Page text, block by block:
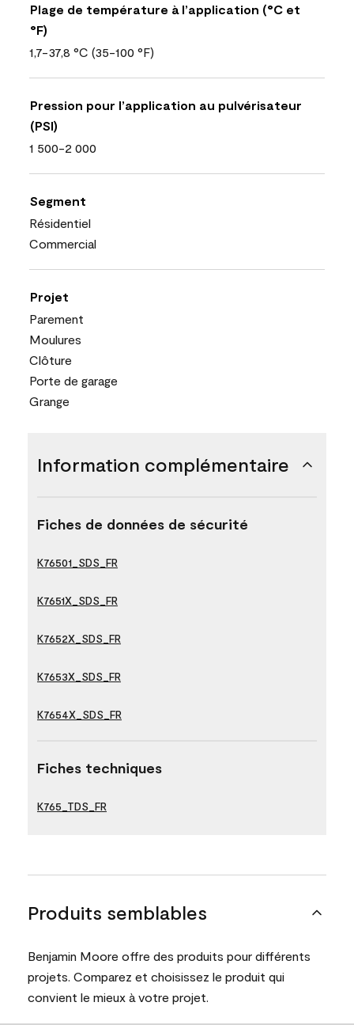
Plage de température à l’application (°C et
°F)
1,7-37,8 °C (35-100 °F)
Pression pour l’application au pulvérisateur
(PSI)
1 500-2 000
Segment
Résidentiel
Commercial
Projet
Parement
Moulures
Clôture
Porte de garage
Grange
Information complémentaire
Fiches de données de sécurité
K76501_SDS_FR
K7651X_SDS_FR
K7652X_SDS_FR
K7653X_SDS_FR
K7654X_SDS_FR
Fiches techniques
K765_TDS_FR
Produits semblables
Benjamin Moore offre des produits pour différents
projets. Comparez et choisissez le produit qui
convient le mieux à votre projet.